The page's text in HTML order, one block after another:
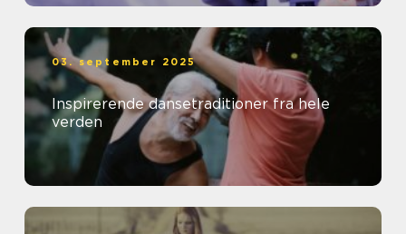
03. september 2025
Inspirerende dansetraditioner fra hele
verden